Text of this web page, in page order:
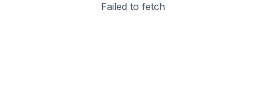
Failed to fetch